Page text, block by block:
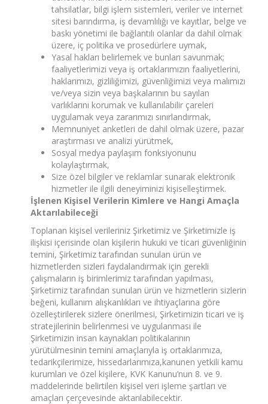
tahsilatlar, bilgi işlem sistemleri, veriler ve internet
sitesi barındırma, iş devamlılığı ve kayıtlar, belge ve
baskı yönetimi ile bağlantılı olanlar da dahil olmak
üzere, iç politika ve prosedürlere uymak,
Yasal hakları belirlemek ve bunları savunmak;
faaliyetlerimizi veya iş ortaklarımızın faaliyetlerini,
haklarımızı, gizliliğimizi, güvenliğimizi veya malımızı
ve/veya sizin veya başkalarının bu sayılan
varlıklarını korumak ve kullanılabilir çareleri
uygulamak veya zararımızı sınırlandırmak,
Memnuniyet anketleri de dahil olmak üzere, pazar
araştırması ve analizi yürütmek,
Sosyal medya paylaşım fonksiyonunu
kolaylaştırmak,
Size özel bilgiler ve reklamlar sunarak elektronik
hizmetler ile ilgili deneyiminizi kişiselleştirmek.
İşlenen Kişisel Verilerin Kimlere ve Hangi Amaçla
Aktarılabileceği
Toplanan kişisel verileriniz Şirketimiz ve Şirketimizle iş
ilişkisi içerisinde olan kişilerin hukuki ve ticari güvenliğinin
temini, Şirketimiz tarafından sunulan ürün ve
hizmetlerden sizleri faydalandırmak için gerekli
çalışmaların iş birimlerimiz tarafından yapılması,
Şirketimiz tarafından sunulan ürün ve hizmetlerin sizlerin
beğeni, kullanım alışkanlıkları ve ihtiyaçlarına göre
özelleştirilerek sizlere önerilmesi, Şirketimizin ticari ve iş
stratejilerinin belirlenmesi ve uygulanması ile
Şirketimizin insan kaynakları politikalarının
yürütülmesinin temini amaçlarıyla iş ortaklarımıza,
tedarikçilerimize, hissedarlarımıza,kanunen yetkili kamu
kurumları ve özel kişilere, KVK Kanunu’nun 8. ve 9.
maddelerinde belirtilen kişisel veri işleme şartları ve
amaçları çerçevesinde aktarılabilecektir.